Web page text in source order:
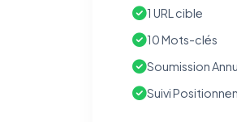
1 URL cible
10 Mots-clés
Soumission
Suivi